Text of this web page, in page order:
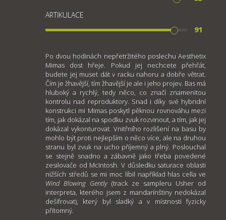
ARTIKULACE
91
Po dvou hodinách nepřetržitého poslechu Aesthetix
Mimas dost hřeje. Pokud jej nechcete přehřát,
budete jej muset dát v racku nahoru a dobře větrat.
Čím je žhavější, tím žhavější je ale i jeho projev. Bas má
hluboký a rychlý, tedy něco, co značí znamenitou
kontrolu nad reproduktory. Snad i díky své hybridní
konstrukci mi Mimas poskytl pěknou rovnováhu mezi
tím, jak dokázal na spodku zvuk rozvinout, a tím, jak jej
dokázal vykonturovat. Vnitřního rozlišení na basu by
mohlo být proti nejlepším o něco více, ale na druhou
stranu byl zvuk na ucho příjemný a plný. Poslouchal
se stejně snadno a zábavně jako třeba povedené
zesilovače od McIntosh. V důsledku saturace oblasti
nižších středů se mi moc líbil například hlas cella ve
Wind Blowing Gently (track ze sampleru Usher od
interpreta, kterého jsem z mandarínštiny nedokázal
dešifrovat), který byl sladký a v místnosti fyzicky
přítomný.